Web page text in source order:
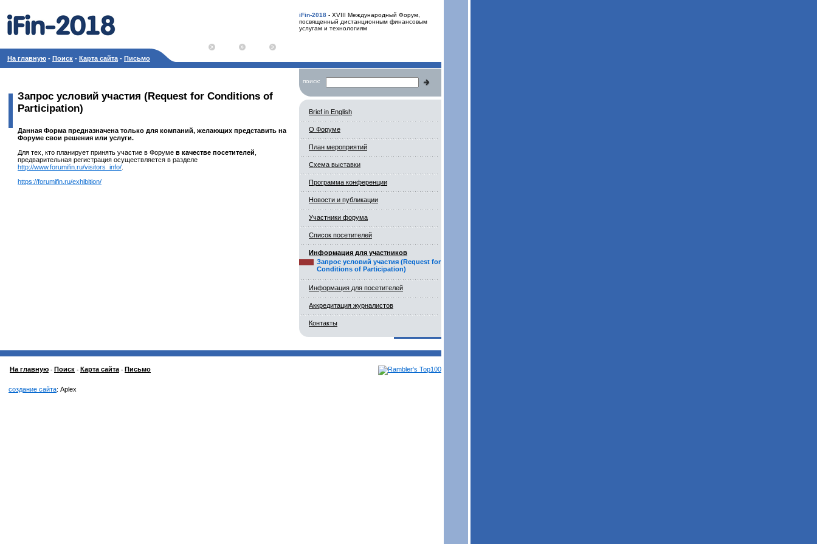
На главную - Поиск - Карта сайта - Письмо
iFin-2018 - XVIII Международный Форум,
посвященный дистанционным финансовым
услугам и технологиям
Запрос условий участия (Request for Conditions of
Participation)
Данная Форма предназначена только для компаний, желающих представить на
Форуме свои решения или услуги.
Для тех, кто планирует принять участие в Форуме в качестве посетителей
предварительная регистрация осуществляется в разделе
http://www.forumifin.ru/visitors_info/
https://forumifin.ru/exhibition/
поиск:
Brief in English
О Форуме
План мероприятий
Схема выставки
Программа конференции
Новости и публикации
Участники форума
Список посетителей
Информация для участников
Запрос условий участия (Request for
Conditions of Participation)
Информация для посетителей
Аккредитация журналистов
Контакты
На главную - Поиск - Карта сайта - Письмо
создание сайта: Aplex